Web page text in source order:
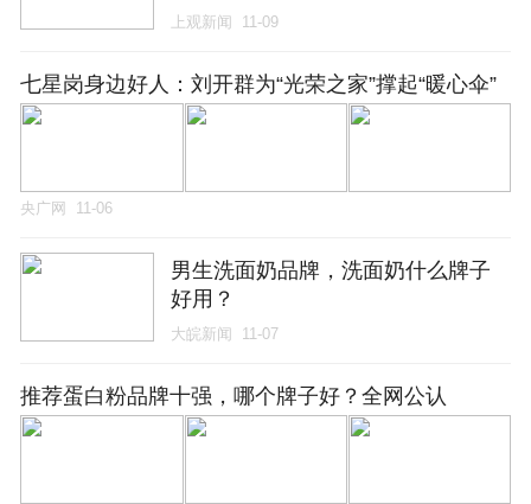
上观新闻 11-09
七星岗身边好人：刘开群为“光荣之家”撑起“暖心伞”
央广网 11-06
男生洗面奶品牌，洗面奶什么牌子
好用？
大皖新闻 11-07
推荐蛋白粉品牌十强，哪个牌子好？全网公认